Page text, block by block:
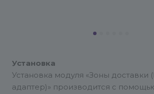
Установка
Установка модуля «Зоны доставки
адаптер)» производится с